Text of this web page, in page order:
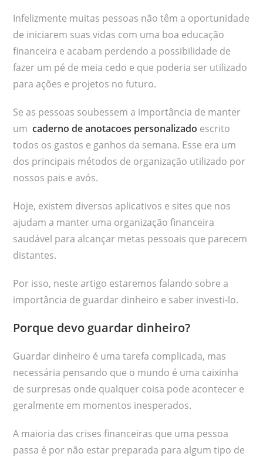
Infelizmente muitas pessoas não têm a oportunidade
de iniciarem suas vidas com uma boa educação
financeira e acabam perdendo a possibilidade de
fazer um pé de meia cedo e que poderia ser utilizado
para ações e projetos no futuro.
Se as pessoas soubessem a importância de manter
umcaderno de anotacoes personalizado escrito
todos os gastos e ganhos da semana. Esse era um
dos principais métodos de organização utilizado por
nossos pais e avós.
Hoje, existem diversos aplicativos e sites que nos
ajudam a manter uma organização financeira
saudável para alcançar metas pessoais que parecem
distantes.
Por isso, neste artigo estaremos falando sobre a
importância de guardar dinheiro e saber investi-lo.
Porque devo guardar dinheiro?
Guardar dinheiro é uma tarefa complicada, mas
necessária pensando que o mundo é uma caixinha
de surpresas onde qualquer coisa pode acontecer e
geralmente em momentos inesperados.
A maioria das crises financeiras que uma pessoa
passa é por não estar preparada para algum tipo de